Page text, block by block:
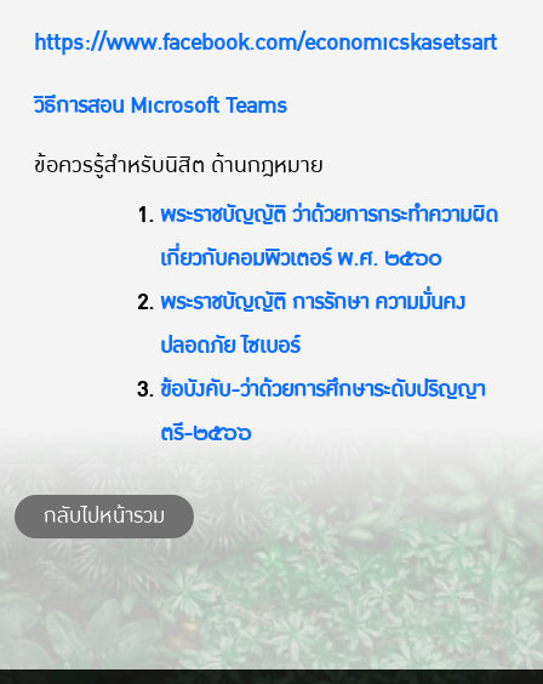
https://www.facebook.com/economicskasetsart
วิธีการสอน Microsoft Teams
ข้อควรรู้สำหรับนิสิต ด้านกฎหมาย
พระราชบัญญัติ ว่าด้วยการกระทําความผิด
เกี่ยวกับคอมพิวเตอร์ พ.ศ. ๒๕๖๐
พระราชบัญญัติ การรักษา ความมั่นคง
ปลอดภัย ไซเบอร์
ข้อบังคับ-ว่าด้วยการศึกษาระดับปริญญา
ตรี-๒๕๖๖
กลับไปหน้ารวม